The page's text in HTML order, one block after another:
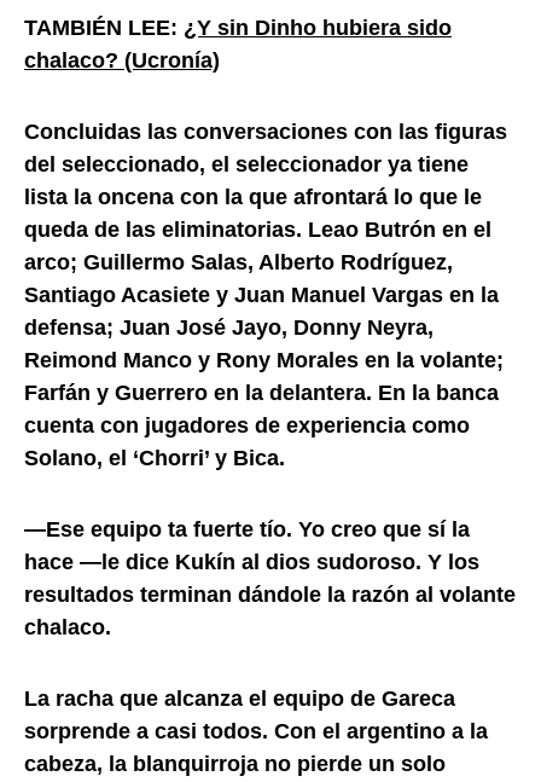
TAMBIÉN LEE: ¿Y sin Dinho hubiera sido
chalaco? (Ucronía)
Concluidas las conversaciones con las figuras
del seleccionado, el seleccionador ya tiene
lista la oncena con la que afrontará lo que le
queda de las eliminatorias. Leao Butrón en el
arco; Guillermo Salas, Alberto Rodríguez,
Santiago Acasiete y Juan Manuel Vargas en la
defensa; Juan José Jayo, Donny Neyra,
Reimond Manco y Rony Morales en la volante;
Farfán y Guerrero en la delantera. En la banca
cuenta con jugadores de experiencia como
Solano, el ‘Chorri’ y Bica.
—Ese equipo ta fuerte tío. Yo creo que sí la
hace —le dice Kukín al dios sudoroso. Y los
resultados terminan dándole la razón al volante
chalaco.
La racha que alcanza el equipo de Gareca
sorprende a casi todos. Con el argentino a la
cabeza, la blanquirroja no pierde un solo